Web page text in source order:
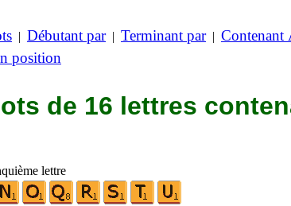
| Débutant par| Terminant par| Contenant
position
de 16 lettres
lettre